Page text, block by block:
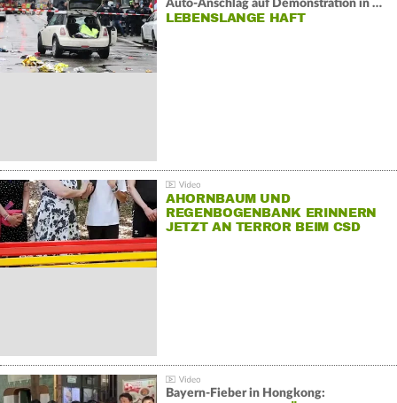
Auto-Anschlag auf Demonstration in München:
LEBENSLANGE HAFT
AHORNBAUM UND
REGENBOGENBANK ERINNERN
JETZT AN TERROR BEIM CSD
Bayern-Fieber in Hongkong: